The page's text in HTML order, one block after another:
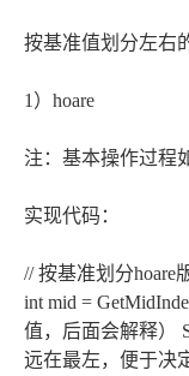
按基准值划分左右
1）hoare
注：基本操作过程
实现代码：
// 按基准划分hoare
int mid =
值，后面会解释）
远在最左，便于决